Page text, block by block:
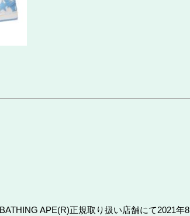
APE(R)正規取り扱い店舗にて2021年8